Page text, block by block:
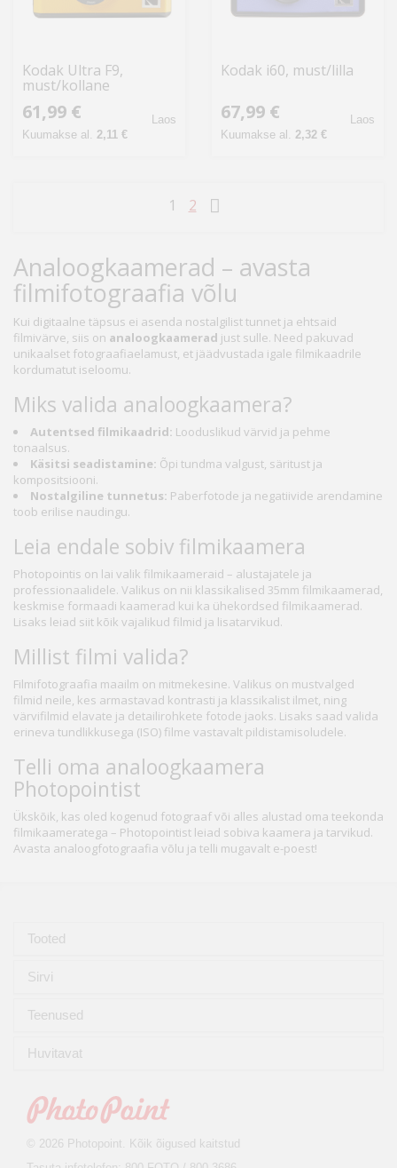
Kodak Ultra F9,
must/kollane
61,99 €
Kuumakse al. 2,11 €
Laos
Kodak i60, must/lilla
67,99 €
Kuumakse al. 2,32 €
Laos
1 2
Analoogkaamerad – avasta
filmifotograafia võlu
Kui digitaalne täpsus ei asenda nostalgilist tunnet ja ehtsaid
filmivärve, siis on analoogkaamerad just sulle. Need pakuvad
unikaalset fotograafiaelamust, et jäädvustada igale filmikaadrile
kordumatut iseloomu.
Miks valida analoogkaamera?
Autentsed filmikaadrid: Looduslikud värvid ja pehme
tonaalsus.
Käsitsi seadistamine: Õpi tundma valgust, säritust ja
kompositsiooni.
Nostalgiline tunnetus: Paberfotode ja negatiivide arendamine
toob erilise naudingu.
Leia endale sobiv filmikaamera
Photopointis on lai valik filmikaameraid – alustajatele ja
professionaalidele. Valikus on nii klassikalised 35mm filmikaamerad,
keskmise formaadi kaamerad kui ka ühekordsed filmikaamerad.
Lisaks leiad siit kõik vajalikud filmid ja lisatarvikud.
Millist filmi valida?
Filmifotograafia maailm on mitmekesine. Valikus on mustvalged
filmid neile, kes armastavad kontrasti ja klassikalist ilmet, ning
värvifilmid elavate ja detailirohkete fotode jaoks. Lisaks saad valida
erineva tundlikkusega (ISO) filme vastavalt pildistamisoludele.
Telli oma analoogkaamera
Photopointist
Ükskõik, kas oled kogenud fotograaf või alles alustad oma teekonda
filmikaameratega – Photopointist leiad sobiva kaamera ja tarvikud.
Avasta analoogfotograafia võlu ja telli mugavalt e-poest!
Tooted
Sirvi
Teenused
Huvitavat
© 2026 Photopoint. Kõik õigused kaitstud